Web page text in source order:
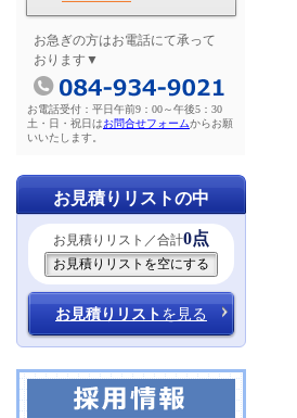
お急ぎの方はお電話にて承って
おります▼
お電話受付：平日午前9：00～午後5：30
土・日・祝日はお問合せフォームからお願
いいたします。
お見積りリストの中
お見積りリスト／合計0点
お見積りリスト を見る